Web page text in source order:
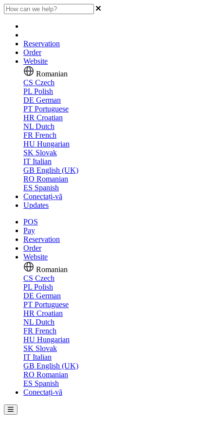
Reservation
Order
Website
Romanian
CS Czech
PL Polish
DE German
PT Portuguese
HR Croatian
NL Dutch
FR French
HU Hungarian
SK Slovak
IT Italian
GB English (UK)
RO Romanian
ES Spanish
Conectați-vă
Updates
POS
Pay
Reservation
Order
Website
Romanian
CS Czech
PL Polish
DE German
PT Portuguese
HR Croatian
NL Dutch
FR French
HU Hungarian
SK Slovak
IT Italian
GB English (UK)
RO Romanian
ES Spanish
Conectați-vă